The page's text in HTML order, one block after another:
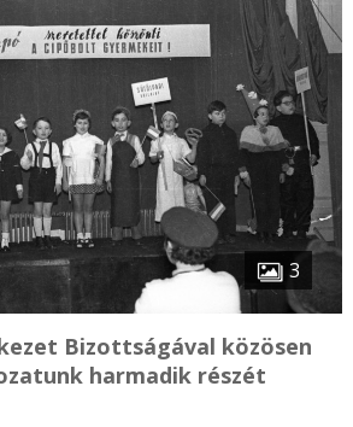
3
Bizottságával közösen
harmadik részét